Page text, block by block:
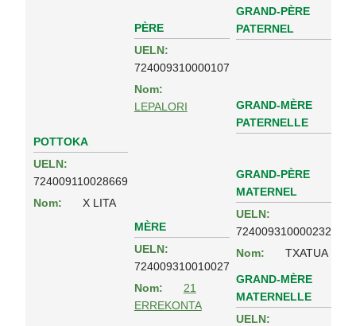
POTTOKA
UELN:
724009110028669
Nom:
X LITA
PÈRE
UELN:
724009310000107
Nom:
LEPALORI
GRAND-PÈRE
PATERNEL
GRAND-MÈRE
PATERNELLE
MÈRE
UELN:
724009310010027
Nom:
21
ERREKONTA
GRAND-PÈRE
MATERNEL
UELN:
724009310000232
Nom:
TXATUA
GRAND-MÈRE
MATERNELLE
UELN: